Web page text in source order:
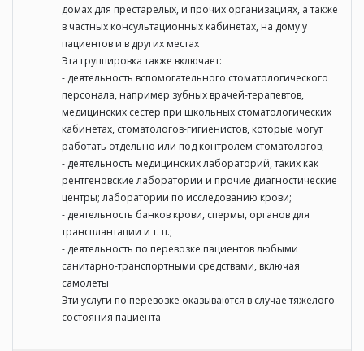
домах для престарелых, и прочих организациях, а также
в частных консультационных кабинетах, на дому у
пациентов и в других местах
Эта группировка также включает:
- деятельность вспомогательного стоматологического
персонала, например зубных врачей-терапевтов,
медицинских сестер при школьных стоматологических
кабинетах, стоматологов-гигиенистов, которые могут
работать отдельно или под контролем стоматологов;
- деятельность медицинских лабораторий, таких как
рентгеновские лаборатории и прочие диагностические
центры; лаборатории по исследованию крови;
- деятельность банков крови, спермы, органов для
трансплантации и т. п.;
- деятельность по перевозке пациентов любыми
санитарно-транспортными средствами, включая
самолеты
Эти услуги по перевозке оказываются в случае тяжелого
состояния пациента